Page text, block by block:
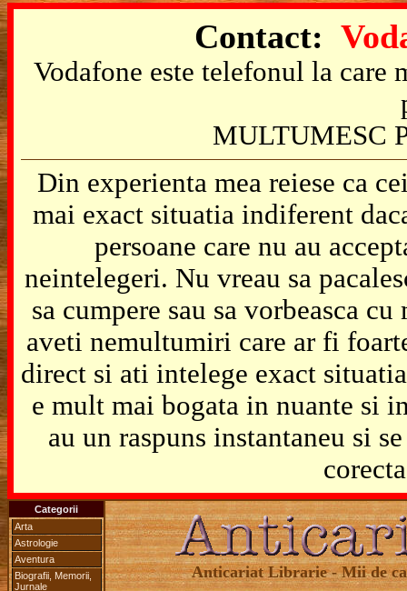
Contact:
Vodafone este telefonul la
MULTUMESC
Din experienta mea reiese ca
mai exact situatia indiferent
persoane care nu au
neintelegeri. Nu vreau sa
sa cumpere sau sa vorbeasca
aveti nemultumiri care ar fi
direct si ati intelege exact
e mult mai bogata in nuante si
au un raspuns instantaneu si
Categorii
Arta
Astrologie
Aventura
Biografii, Memorii,
Jurnale
Anticariat Librarie - Mii de